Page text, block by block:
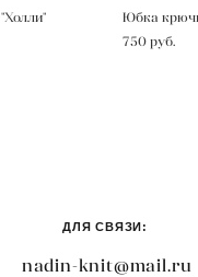
Юбка
750 pуб.
ДЛЯ СВЯЗИ:
nadin-knit@mail.ru